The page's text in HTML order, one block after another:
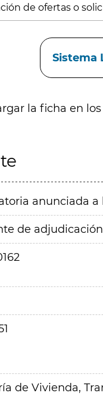
de ofertas o
Sistema
la ficha en
anunciada a
de adjudicación
de Vivienda,